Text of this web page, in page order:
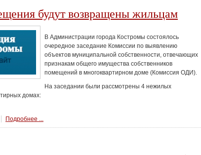
будут возвращены жильцам
В Администрации города Костромы состоялось
очередное заседание Комиссии по выявлению
объектов муниципальной собственности, отвечающих
признакам общего имущества собственников
помещений в многоквартирном доме (Комиссия ОДИ).
На заседании были рассмотрены 4 нежилых
домах:
Подробнее ...